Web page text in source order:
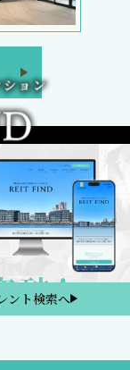
ント検索へ